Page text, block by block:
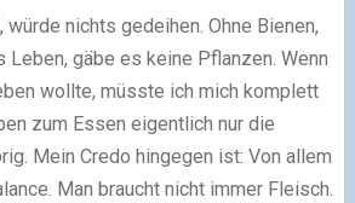
nichts gedeihen. Ohne Bienen,
gäbe es keine Pflanzen. Wenn
wollte, müsste ich mich komplett
zum Essen eigentlich nur die
Mein Credo hingegen ist: Von allem
Man braucht nicht immer Fleisch.